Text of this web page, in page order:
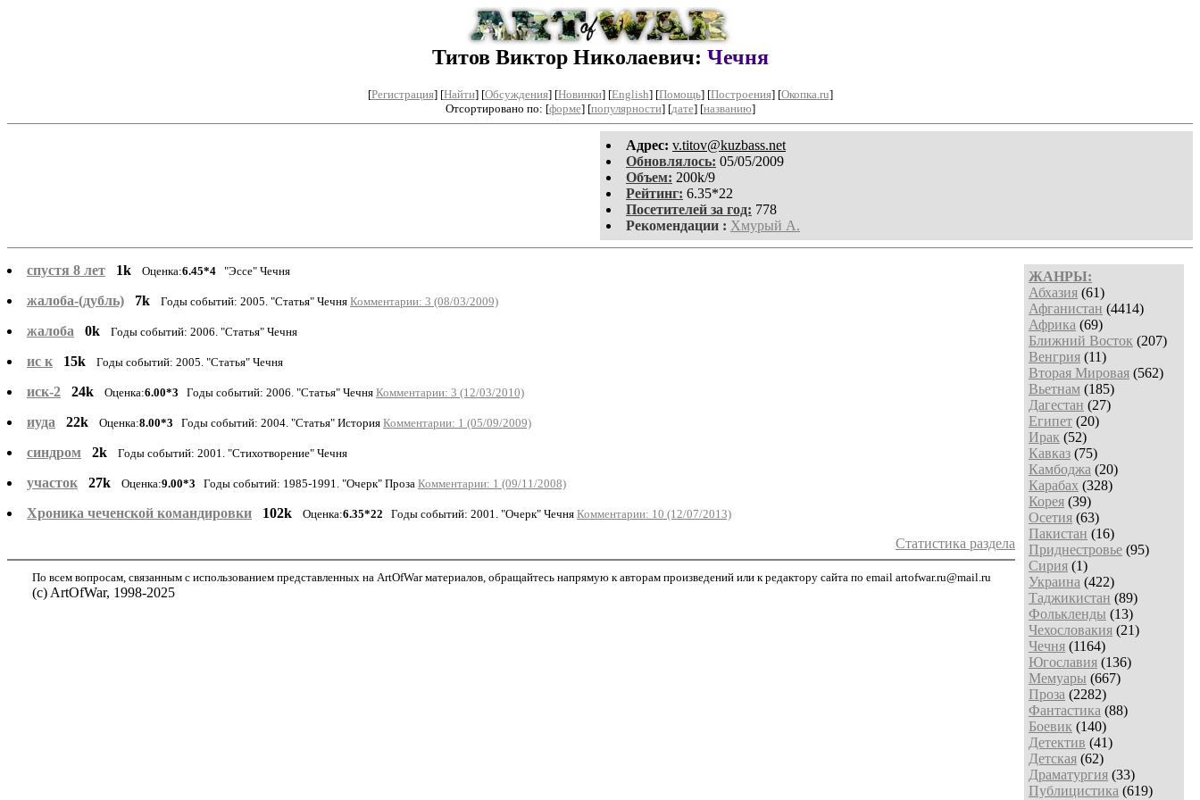
Титов Виктор Николаевич: Чечня
[Регистрация] [Найти] [Обсуждения] [Новинки] [English] [Помощь] [Построения] [Окопка.ru]
Отсортировано по: [форме] [популярности] [дате] [названию]
Aдpeс: v.titov@kuzbass.net
Обновлялось: 05/05/2009
Объем: 200k/9
Рейтинг: 6.35*22
Посетителей за год: 778
Рекомендации : Хмурый А.
ЖАНРЫ:
Абхазия (61)
Афганистан (4414)
Африка (69)
Ближний Восток (207)
Венгрия (11)
Вторая Мировая (562)
Вьетнам (185)
Дагестан (27)
Египет (20)
Ирак (52)
Кавказ (75)
Камбоджа (20)
Карабах (328)
Корея (39)
Осетия (63)
Пакистан (16)
Приднестровье (95)
Сирия (1)
Украина (422)
Таджикистан (89)
Фолькленды (13)
Чехословакия (21)
Чечня (1164)
Югославия (136)
Мемуары (667)
Проза (2282)
Фантастика (88)
Боевик (140)
Детектив (41)
Детская (62)
Драматургия (33)
Публицистика (619)
спустя 8 лет 1k Оценка:6.45*4 "Эссе" Чечня
жалоба-(дубль) 7k Годы событий: 2005. "Статья" Чечня Комментарии: 3 (08/03/2009)
жалоба 0k Годы событий: 2006. "Статья" Чечня
ис к 15k Годы событий: 2005. "Статья" Чечня
иск-2 24k Оценка:6.00*3 Годы событий: 2006. "Статья" Чечня Комментарии: 3 (12/03/2010)
иуда 22k Оценка:8.00*3 Годы событий: 2004. "Статья" История Комментарии: 1 (05/09/2009)
синдром 2k Годы событий: 2001. "Стихотворение" Чечня
участок 27k Оценка:9.00*3 Годы событий: 1985-1991. "Очерк" Проза Комментарии: 1 (09/11/2008)
Хроника чеченской командировки 102k Оценка:6.35*22 Годы событий: 2001. "Очерк" Чечня Комментарии: 10 (12/07/2013)
Статистика раздела
По всем вопросам, связанным с использованием представленных на ArtOfWar материалов, обращайтесь напрямую к авторам произведений или к редактору сайта по email artofwar.ru@mail.ru
(с) ArtOfWar, 1998-2025